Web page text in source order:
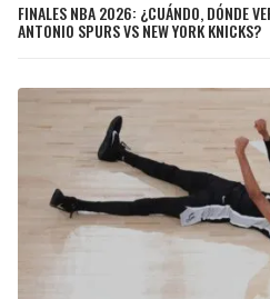
FINALES NBA 2026: ¿CUÁNDO, DÓNDE
ANTONIO SPURS VS NEW YORK KNICKS?